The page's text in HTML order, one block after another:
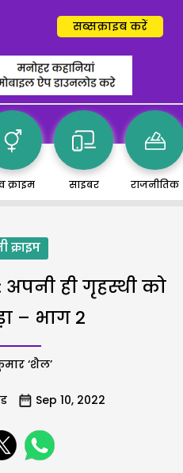
सब्सक्राइब करें
क्राइम साइबर राजनीतिक
क्राइम
ही गृहस्थी को
– भाग 2
‘शैल’
Sep 10, 2022